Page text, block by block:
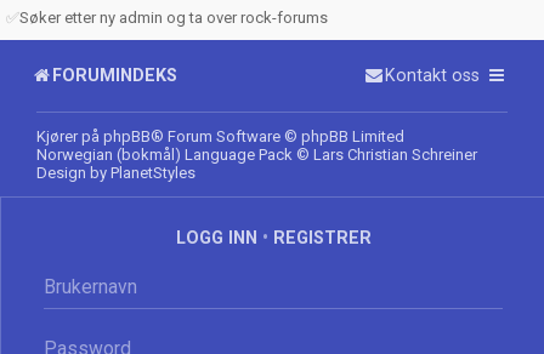
✅Søker etter ny admin og ta over rock-forums
FORUMINDEKS Kontakt oss
Kjører på phpBB® Forum Software © phpBB Limited
Norwegian (bokmål) Language Pack © Lars Christian Schreiner
Design by PlanetStyles
LOGG INN • REGISTRER